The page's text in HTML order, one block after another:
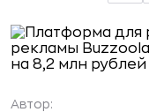
Автор: